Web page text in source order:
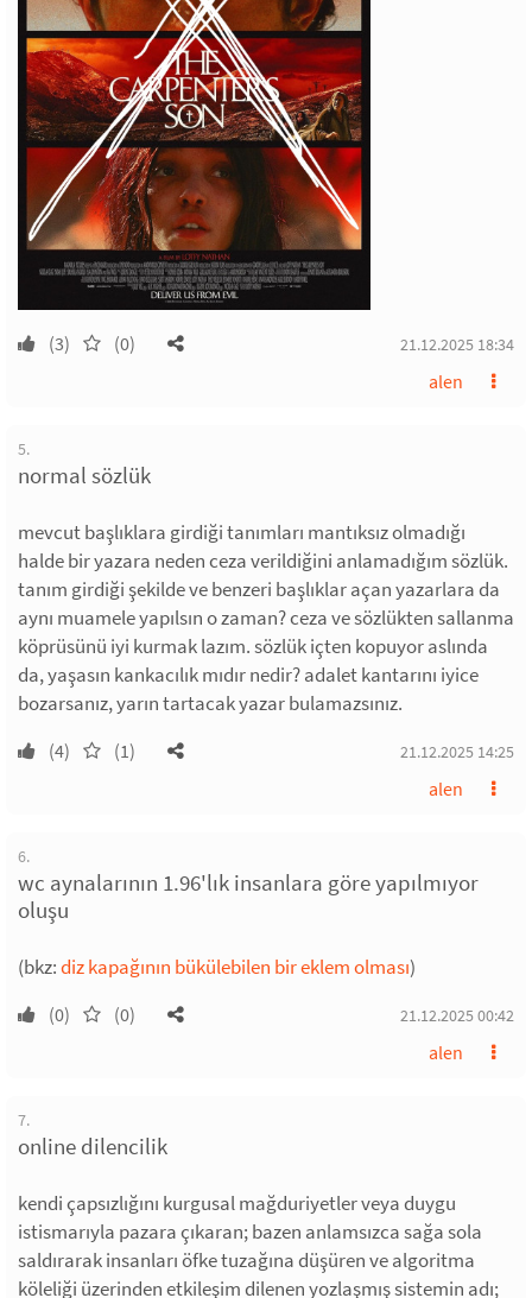
(3) (0) 21.12.2025 18:34
alen
5.
normal sözlük
mevcut başlıklara girdiği tanımları mantıksız olmadığı
halde bir yazara neden ceza verildiğini anlamadığım sözlük.
tanım girdiği şekilde ve benzeri başlıklar açan yazarlara da
aynı muamele yapılsın o zaman? ceza ve sözlükten sallanma
köprüsünü iyi kurmak lazım. sözlük içten kopuyor aslında
da, yaşasın kankacılık mıdır nedir? adalet kantarını iyice
bozarsanız, yarın tartacak yazar bulamazsınız.
(4) (1) 21.12.2025 14:25
alen
6.
wc aynalarının 1.96'lık insanlara göre yapılmıyor
oluşu
(bkz:diz kapağının bükülebilen bir eklem olması)
(0) (0) 21.12.2025 00:42
alen
7.
online dilencilik
kendi çapsızlığını kurgusal mağduriyetler veya duygu
istismarıyla pazara çıkaran; bazen anlamsızca sağa sola
saldırarak insanları öfke tuzağına düşüren ve algoritma
köleliği üzerinden etkileşim dilenen yozlaşmış sistemin adı;